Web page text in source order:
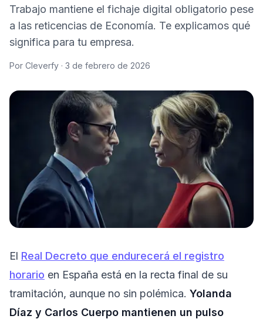
Iniciar sesión
Pruébalo gratis
Trabajo mantiene el fichaje digital obligatorio pese
a las reticencias de Economía. Te explicamos qué
significa para tu empresa.
Por Cleverfy · 3 de febrero de 2026
El Real Decreto que endurecerá el registro
horario en España está en la recta final de su
tramitación, aunque no sin polémica. Yolanda
Díaz y Carlos Cuerpo mantienen un pulso